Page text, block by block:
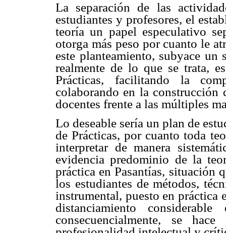
La separación de las
estudiantes y profesores, el
teoría un papel especulativo
otorga más peso por cuanto le
este planteamiento, subyace
realmente de lo que se trata,
Prácticas, facilitando la
colaborando en la
docentes frente a las múltiples
Lo deseable sería un plan de
de Prácticas, por cuanto toda
interpretar de manera
evidencia predominio de la
práctica en Pasantías, situación
los estudiantes de métodos,
instrumental, puesto en práctica
distanciamiento
consecuencialmente, se